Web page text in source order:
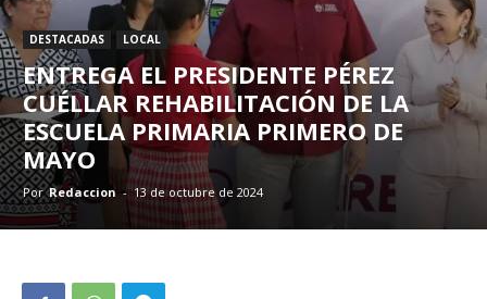
DESTACADAS LOCAL
ENTREGA EL PRESIDENTE PÉREZ
CUÉLLAR REHABILITACIÓN DE LA
ESCUELA PRIMARIA PRIMERO DE
MAYO
Por Redaccion - 13 de octubre de 2024